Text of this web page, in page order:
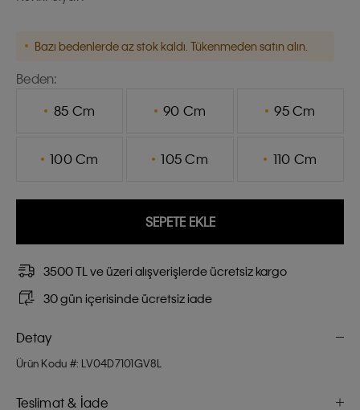
Bazı bedenlerde az stok kaldı. Tükenmeden satın alın.
Beden:
85 Cm
90 Cm 95 Cm
100 Cm 105 Cm 110 Cm
SEPETE EKLE
3500 TL ve üzeri alışverişlerde ücretsiz kargo
30 gün içerisinde ücretsiz iade
Detay
Ürün Kodu #: LV04D7101GV8L
Teslimat & İade